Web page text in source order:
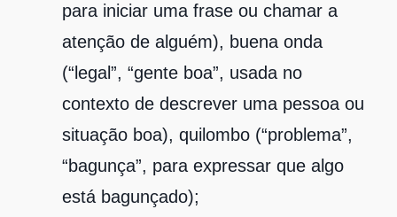
para iniciar uma frase ou chamar a
atenção de alguém), buena onda
(“legal”, “gente boa”, usada no
contexto de descrever uma pessoa ou
situação boa), quilombo (“problema”,
“bagunça”, para expressar que algo
está bagunçado);